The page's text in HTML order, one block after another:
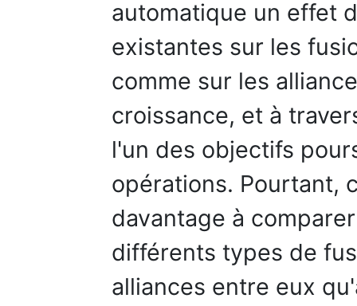
automatique un effet
existantes sur les
comme sur les
croissance, et à
l'un des objectifs
opérations. Pourtant,
davantage à
différents types de
alliances entre eux